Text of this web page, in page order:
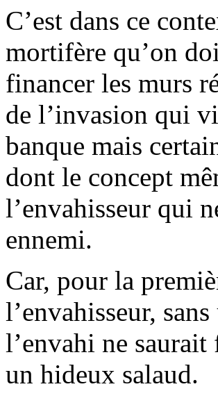
C’est dans ce
mortifère qu’on
financer les murs
de l’invasion qui
banque mais
dont le concept
l’envahisseur qui
ennemi.
Car, pour la
l’envahisseur,
l’envahi ne
un hideux salaud.